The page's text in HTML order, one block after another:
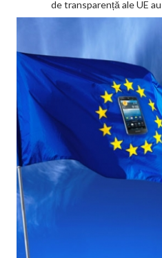
de transparență ale UE